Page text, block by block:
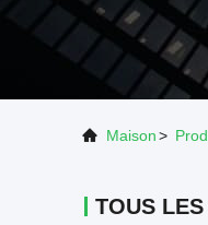
Maison>
TOUS